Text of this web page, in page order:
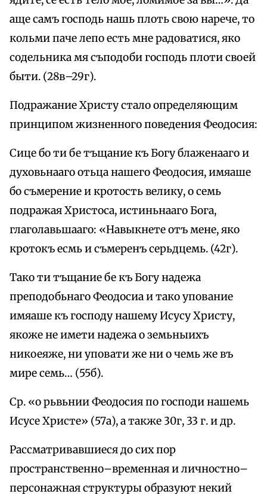
аще самъ господь нашь плоть свою нарече, то
кольми паче лепо есть мне радоватися, яко
содельника мя съподоби господь плоти своей
быти. (28в–29г).
Подражание Христу стало определяющим
принципом жизненного поведения Феодосия:
Сице бо ти бе тъщание къ Богу блаженааго и
духовьнааго отьца нашего Феодосия, имяаше
бо съмерение и кротость велику, о семь
подражая Христоса, истиньнааго Бога,
глаголавьшааго: «Навыкнете отъ мене, яко
кротокъ есмь и съмеренъ серьдцемь. (42г).
Тако ти тъщание бе къ Богу надежа
преподобьнаго Феодосиа и тако упование
имяаше къ господу нашему Исусу Христу,
якоже не имети надежа о земьныихъ
никоеяже, ни уповати же ни о чемь же въ
мире семь… (55б).
Ср. «о рьвьнии Феодосия по господи нашемь
Исусе Христе» (57а), а также 30г, 33 г. и др.
Рассматривавшиеся до сих пор
пространственно–временная и личностно–
персонажная структуры образуют некий